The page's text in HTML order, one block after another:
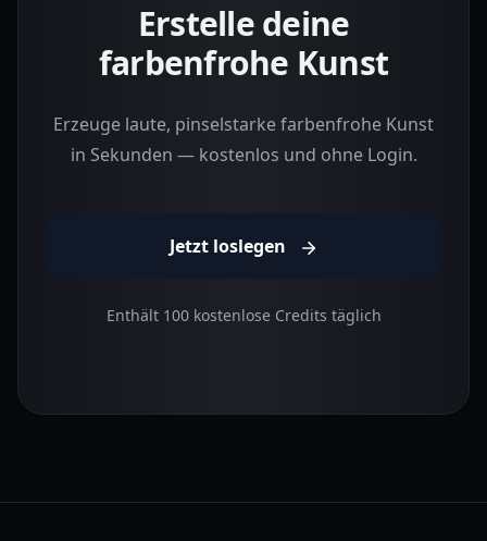
Erstelle deine
farbenfrohe Kunst
Erzeuge laute, pinselstarke farbenfrohe Kunst
in Sekunden — kostenlos und ohne Login.
Jetzt loslegen
Enthält 100 kostenlose Credits täglich